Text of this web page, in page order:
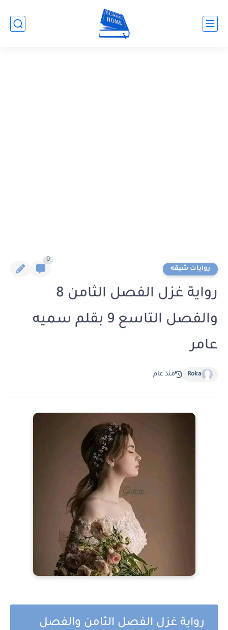
روايات شيقه
0
رواية غزل الفصل الثامن 8
والفصل التاسع 9 بقلم سميه
عامر
Roka منذ عام
رواية غزل الفصل الثامن والفصل